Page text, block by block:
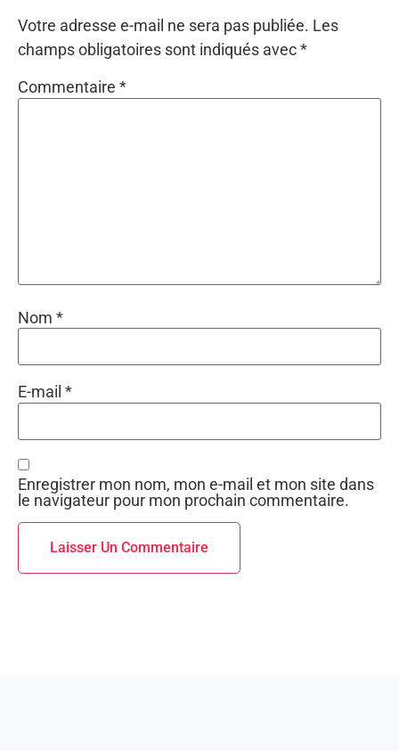
Votre adresse e-mail ne sera pas publiée. Les
champs obligatoires sont indiqués avec*
Commentaire *
Nom *
E-mail *
Enregistrer mon nom, mon e-mail et mon site dans
le navigateur pour mon prochain commentaire.